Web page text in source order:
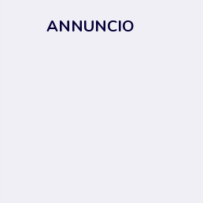
ANNUNCIO